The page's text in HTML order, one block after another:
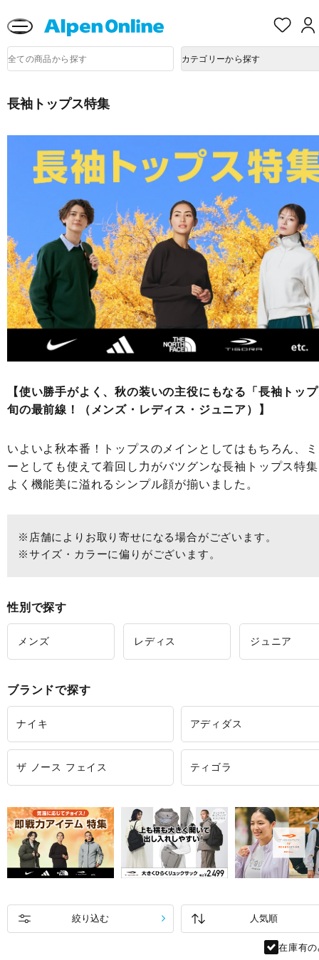
気
商
品
索
カテゴリーから探す
長袖トップス特集
【使い勝手がよく、秋の装いの主役にもなる「長袖トッ
旬の最前線！（メンズ・レディス・ジュニア）】
いよいよ秋本番！トップスのメインとしてはもちろん、
ーとしても使えて着回し力がバツグンな長袖トップス特
よく機能美に溢れるシンプル顔が揃いました。
※店舗によりお取り寄せになる場合がございます。
※サイズ・カラーに偏りがございます。
性別で探す
メンズ レディス ジュニア
ブランドで探す
ナイキ アディダス
ザ ノース フェイス ティゴラ
絞り込む
在庫有